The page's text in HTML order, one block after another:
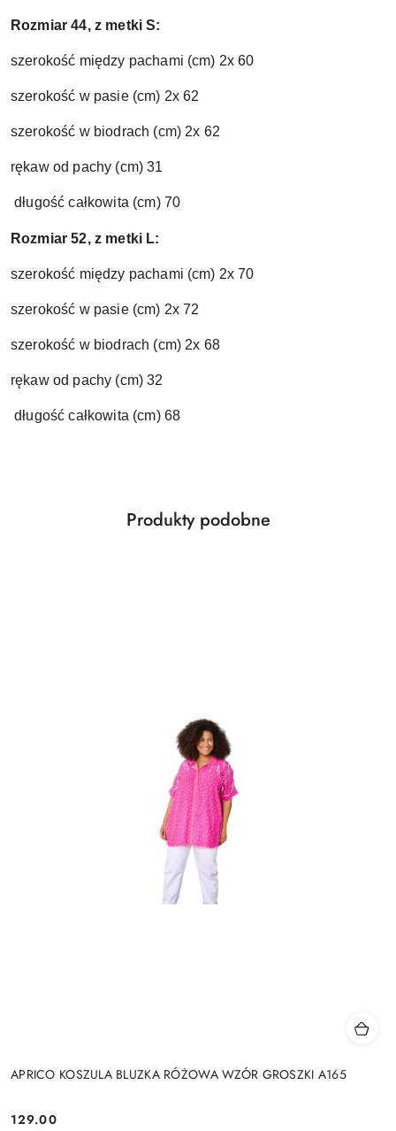
Rozmiar 44, z metki S:
szerokość między pachami (cm) 2x 60
szerokość w pasie (cm) 2x 62
szerokość w biodrach (cm) 2x 62
rękaw od pachy (cm) 31
długość całkowita (cm) 70
Rozmiar 52, z metki L:
szerokość między pachami (cm) 2x 70
szerokość w pasie (cm) 2x 72
szerokość w biodrach (cm) 2x 68
rękaw od pachy (cm) 32
długość całkowita (cm) 68
Pomiń karuzelę produktów
Produkty
Produkty podobne
APRICO KOSZULA BLUZKA RÓŻOWA WZÓR GROSZKI A165
129.00